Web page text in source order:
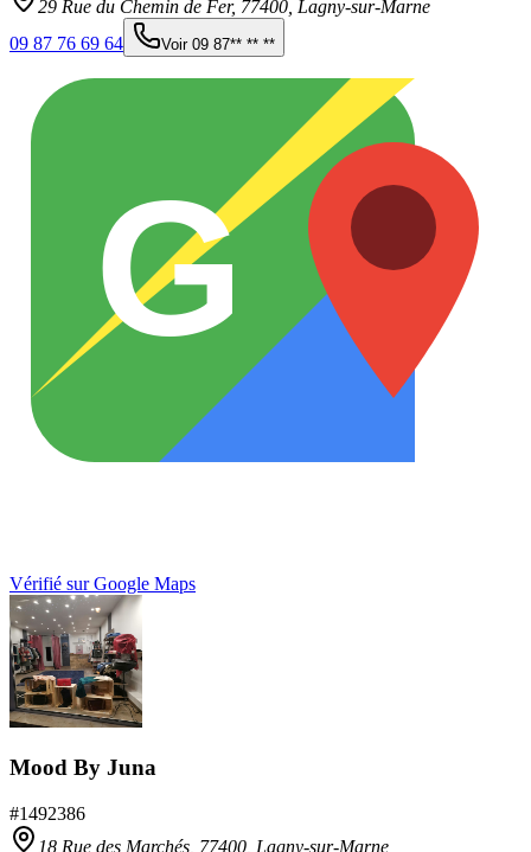
29 Rue du Chemin de Fer, 77400, Lagny-sur-Marne
09 87 76 69 64
Voir 09 87** ** **
G
Vérifié sur Google Maps
Mood By Juna
#1492386
18 Rue des Marchés, 77400 Lagny-sur-Marne